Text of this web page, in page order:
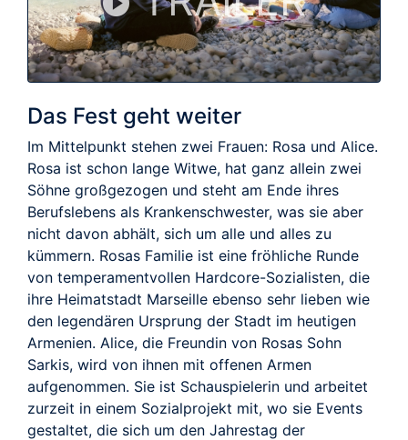
Das Fest geht weiter
Im Mittelpunkt stehen zwei Frauen: Rosa und Alice.
Rosa ist schon lange Witwe, hat ganz allein zwei
Söhne großgezogen und steht am Ende ihres
Berufslebens als Krankenschwester, was sie aber
nicht davon abhält, sich um alle und alles zu
kümmern. Rosas Familie ist eine fröhliche Runde
von temperamentvollen Hardcore-Sozialisten, die
ihre Heimatstadt Marseille ebenso sehr lieben wie
den legendären Ursprung der Stadt im heutigen
Armenien. Alice, die Freundin von Rosas Sohn
Sarkis, wird von ihnen mit offenen Armen
aufgenommen. Sie ist Schauspielerin und arbeitet
zurzeit in einem Sozialprojekt mit, wo sie Events
gestaltet, die sich um den Jahrestag der